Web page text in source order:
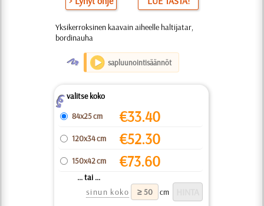
Yksikerroksinen kaavain aiheelle haltijatar,
bordinauha
O sapluunointisäännöt
Zvalitse koko
84x25 cm
€33.40
120x34 cm €52.30
150x42 cm €73.60
... tai ...
sinun koko
cm